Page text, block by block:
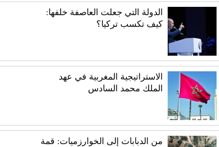
الدولة التي جعلت العاصفة خلفها:
كيف تكسب تركيا؟
الاستراتيجية المغربية في عهد
الملك محمد السادس
من الدبابات إلى الخوارزميات: قمة